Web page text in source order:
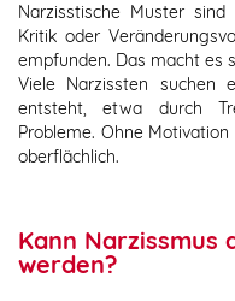
Narzisstische Muster
Kritik oder
empfunden. Das macht es
Viele Narzissten suchen
entsteht, etwa durch
Probleme. Ohne
oberflächlich.
Kann Narzissmus
werden?